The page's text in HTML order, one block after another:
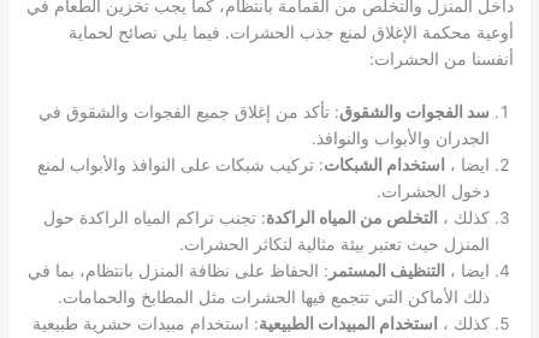
داخل المنزل والتخلص من القمامة بانتظام، كما يجب تخزين الطعام في
أوعية محكمة الإغلاق لمنع جذب الحشرات. فيما يلي نصائح لحماية
أنفسنا من الحشرات:
سد الفجوات والشقوق: تأكد من إغلاق جميع الفجوات والشقوق في
الجدران والأبواب والنوافذ.
ايضا ،
استخدام الشبكات: تركيب شبكات على النوافذ والأبواب لمنع
دخول الحشرات.
كذلك ، التخلص من المياه الراكدة: تجنب تراكم المياه الراكدة حول
المنزل حيث تعتبر بيئة مثالية لتكاثر الحشرات.
ايضا ، التنظيف المستمر : الحفاظ على نظافة المنزل بانتظام، بما في
ذلك الأماكن التي تتجمع فيها الحشرات مثل المطابخ والحمامات.
كذلك ،
استخدام المبيدات الطبيعية: استخدام مبيدات حشرية طبيعية